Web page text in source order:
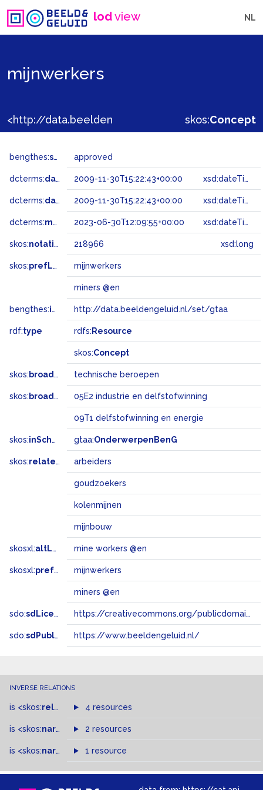
lodview NL
mijnwerkers
skos:Concept
bengthes:status approved
dcterms:dateAccepted 2009-11-30T15:22:43+00:00 xsd:dateTime
dcterms:dateSubmitted 2009-11-30T15:22:43+00:00 xsd:dateTime
dcterms:modified 2023-06-30T12:09:55+00:00 xsd:dateTime
skos:notation 218966 xsd:long
skos:prefLabel mijnwerkers
miners @en
bengthes:inSet http://data.beeldengeluid.nl/set/gtaa
rdf:type rdfs: Resource
skos:Concept
skos: broader technische beroepen
skos: broadMatch 05E2 industrie en delfstofwinning
09T1 delfstofwinning en energie
skos:inScheme gtaa:OnderwerpenBenG
skos:related arbeiders
goudzoekers
kolenmijnen
mijnbouw
skosxl:altLabel mine workers @en
skosxl:prefLabel mijnwerkers
miners @en
sdo:sdLicense https://creativecommons.org/publicdomain/zero/1.0/
sdo:sdPublisher https://www.beeldengeluid.nl/
INVERSE RELATIONS
is <skos:related > of4 resources
is <skos:narrowMatch >of
2 resources
is <skos:narrower >of
1 resource